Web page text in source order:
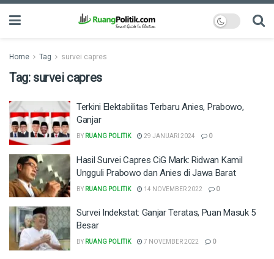
Home Tag survei capres
Tag: survei capres
Terkini Elektabilitas Terbaru Anies, Prabowo,
Ganjar
BY RUANG POLITIK 29 JANUARI 2024 0
Hasil Survei Capres CiG Mark: Ridwan Kamil
Ungguli Prabowo dan Anies di Jawa Barat
BY RUANG POLITIK 14 NOVEMBER 2022 0
Survei Indekstat: Ganjar Teratas, Puan Masuk 5
Besar
BY RUANG POLITIK 7 NOVEMBER 2022 0